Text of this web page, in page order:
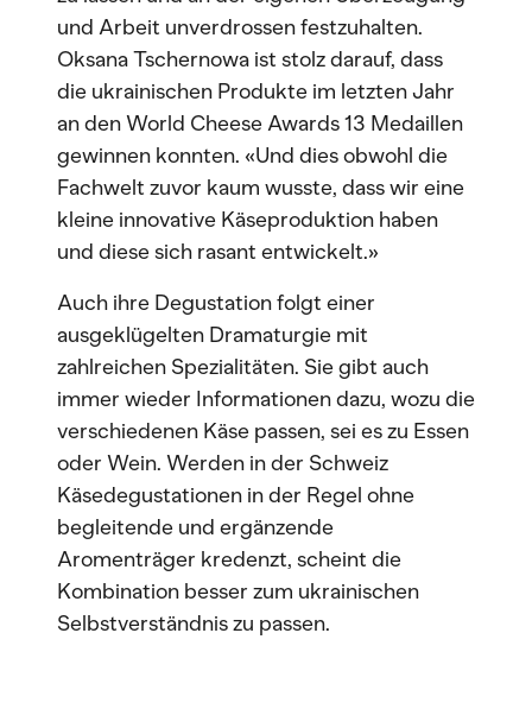
und Arbeit unverdrossen festzuhalten.
Oksana Tschernowa ist stolz darauf, dass
die ukrainischen Produkte im letzten Jahr
an den World Cheese Awards 13 Medaillen
gewinnen konnten. «Und dies obwohl die
Fachwelt zuvor kaum wusste, dass wir eine
kleine innovative Käseproduktion haben
und diese sich rasant entwickelt.»
Auch ihre Degustation folgt einer
ausgeklügelten Dramaturgie mit
zahlreichen Spezialitäten. Sie gibt auch
immer wieder Informationen dazu, wozu die
verschiedenen Käse passen, sei es zu Essen
oder Wein. Werden in der Schweiz
Käsedegustationen in der Regel ohne
begleitende und ergänzende
Aromenträger kredenzt, scheint die
Kombination besser zum ukrainischen
Selbstverständnis zu passen.